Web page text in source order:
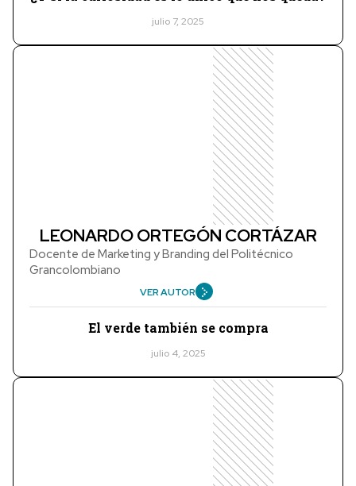
julio 7, 2025
LEONARDO ORTEGÓN CORTÁZAR
Docente de Marketing y Branding del Politécnico
Grancolombiano
VER AUTOR
El verde también se compra
julio 4, 2025